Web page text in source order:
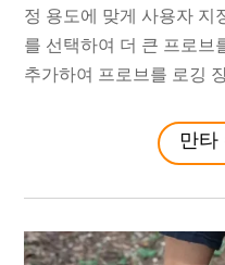
정 용도에 맞게 사용자 지
를 선택하여 더 큰 프로브
추가하여 프로브를 로깅
만타